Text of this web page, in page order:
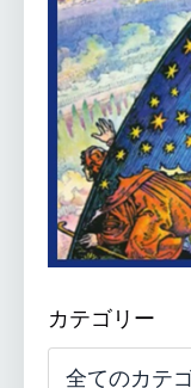
カテゴリー